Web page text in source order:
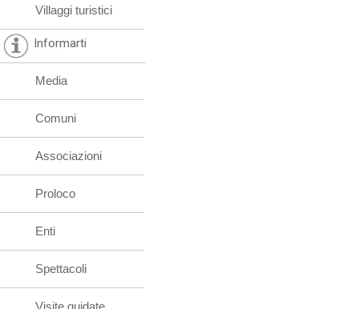
Villaggi turistici
Informarti
Media
Comuni
Associazioni
Proloco
Enti
Spettacoli
Visite guidate